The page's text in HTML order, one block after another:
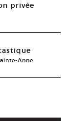
privée
Anne